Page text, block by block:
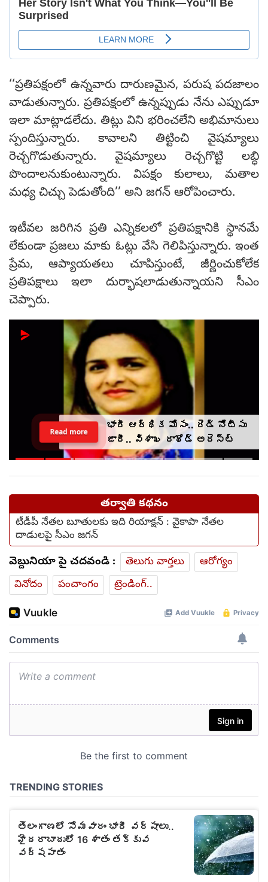
‘‘ప్రతిపక్షంలో ఉన్నవారు దారుణమైన, పరుష పదజాలం
వాడుతున్నారు. ప్రతిపక్షంలో ఉన్నప్పుడు నేను ఎప్పుడూ
ఇలా మాట్లాడలేదు. తిట్లు విని భరించలేని అభిమానులు
స్పందిస్తున్నారు. కావాలని తిట్టించి వైషమ్యాలు
రెచ్చగొడుతున్నారు. వైషమ్యాలు రెచ్చగొట్టి లబ్ధి
పొందాలనుకుంటున్నారు. విపక్షం కులాలు, మతాల
మధ్య చిచ్చు పెడుతోంది’’ అని జగన్‌ ఆరోపించారు.
ఇటీవ‌ల జ‌రిగిన ప్ర‌తి ఎన్నిక‌ల‌లో ప్ర‌తిప‌క్షానికి స్థాన‌మే
లేకుండా ప్ర‌జ‌లు మాకు ఓట్లు వేసి గెలిపిస్తున్నారు. ఇంత
ప్రేమ‌, ఆప్యాయ‌త‌లు చూపిస్తుంటే, జీర్ణించుకోలేక
ప్ర‌తిప‌క్షాలు ఇలా దుర్భాష‌లాడుతున్నాయ‌ని సీఎం
చెప్పారు.
తండ్రి అంత్యక్రియలకు రాని
కుమార్తెలు.. వీడియో కాల్ ద్వారా
అంతా ముగించేశారు.. (video)
Read more
తర్వాతి కథనం
టీడీపీ నేతల బూతులకు ఇది రియాక్షన్ : వైకాపా నేతల
దాడులపై సీఎం జగన్
వెబ్దునియా పై చదవండి : తెలుగు వార్తలు
ఆరోగ్యం
వినోదం
పంచాంగం ట్రెండింగ్..